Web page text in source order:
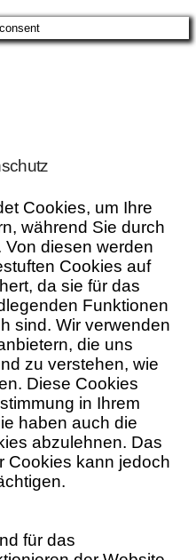
Cookies, um Ihre
während Sie durch
diesen werden
Cookies auf
da sie für das
Funktionen
sind. Wir verwenden
die uns
zu verstehen, wie
Diese Cookies
in Ihrem
haben auch die
abzulehnen. Das
Cookies kann jedoch
für das